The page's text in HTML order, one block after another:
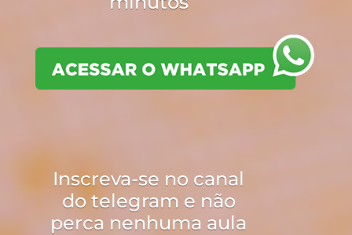
Inscreva-se no canal
do telegram e não
perca nenhuma aula